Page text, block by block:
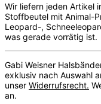
Wir liefern jeden Artikel
Stoffbeutel mit Animal-
Leopard-,
was gerade vorrätig ist.
Gabi Weisner
exklusiv nach Auswahl
unser Widerrufsrecht.
an.